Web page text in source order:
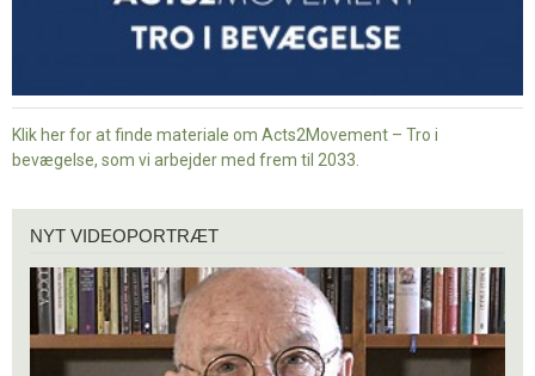
Klik her for at finde materiale om Acts2Movement – Tro i
bevægelse, som vi arbejder med frem til 2033.
videoportræt
NYT VIDEOPORTRÆT